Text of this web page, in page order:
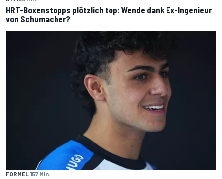
HRT-Boxenstopps plötzlich top: Wende dank Ex-Ingenieur
von Schumacher?
FORMEL 157 Min.